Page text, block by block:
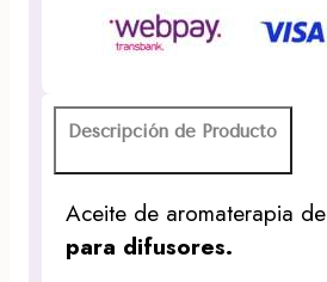
Descripción de Producto
Aceite de aromaterapia de
para difusores.